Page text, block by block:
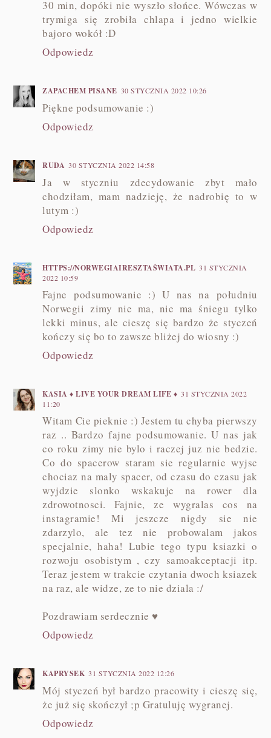
30 min, dopóki nie wyszło słońce. Wówczas w
trymiga się zrobiła chlapa i jedno wielkie
bajoro wokół :D
Odpowiedz
ZAPACHEM PISANE 30 STYCZNIA 2022 10:26
Piękne podsumowanie :)
Odpowiedz
RUDA 30 STYCZNIA 2022 14:58
Ja w styczniu zdecydowanie zbyt mało
chodziłam, mam nadzieję, że nadrobię to w
lutym :)
Odpowiedz
HTTPS://NORWEGIAIRESZTAŚWIATA.PL 31 STYCZNIA
2022 10:59
Fajne podsumowanie :) U nas na południu
Norwegii zimy nie ma, nie ma śniegu tylko
lekki minus, ale cieszę się bardzo że styczeń
kończy się bo to zawsze bliżej do wiosny :)
Odpowiedz
KASIA ♦ LIVE YOUR DREAM LIFE ♦ 31 STYCZNIA 2022
11:20
Witam Cie pieknie :) Jestem tu chyba pierwszy
raz .. Bardzo fajne podsumowanie. U nas jak
co roku zimy nie bylo i raczej juz nie bedzie.
Co do spacerow staram sie regularnie wyjsc
chociaz na maly spacer, od czasu do czasu jak
wyjdzie slonko wskakuje na rower dla
zdrowotnosci. Fajnie, ze wygralas cos na
instagramie! Mi jeszcze nigdy sie nie
zdarzylo, ale tez nie probowalam jakos
specjalnie, haha! Lubie tego typu ksiazki o
rozwoju osobistym , czy samoakceptacji itp.
Teraz jestem w trakcie czytania dwoch ksiazek
na raz, ale widze, ze to nie dziala :/
Pozdrawiam serdecznie ♥
Odpowiedz
KAPRYSEK 31 STYCZNIA 2022 12:26
Mój styczeń był bardzo pracowity i cieszę się,
że już się skończył ;p Gratuluję wygranej.
Odpowiedz